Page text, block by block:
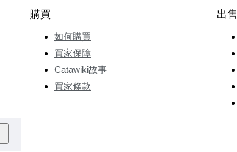
購買
如何購買
買家保障
Catawiki故事
買家條款
出售